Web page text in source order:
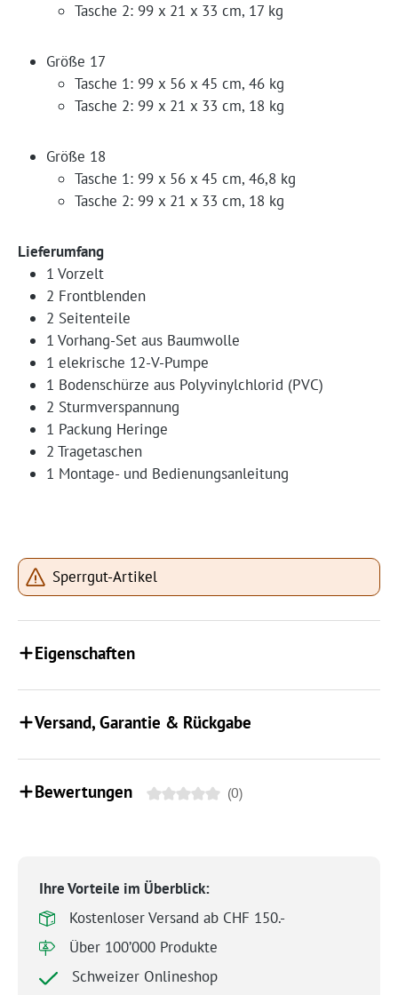
Tasche 2: 99 x 21 x 33 cm, 17 kg
Größe 17
Tasche 1: 99 x 56 x 45 cm, 46 kg
Tasche 2: 99 x 21 x 33 cm, 18 kg
Größe 18
Tasche 1: 99 x 56 x 45 cm, 46,8 kg
Tasche 2: 99 x 21 x 33 cm, 18 kg
Lieferumfang
1 Vorzelt
2 Frontblenden
2 Seitenteile
1 Vorhang-Set aus Baumwolle
1 elekrische 12-V-Pumpe
1 Bodenschürze aus Polyvinylchlorid (PVC)
2 Sturmverspannung
1 Packung Heringe
2 Tragetaschen
1 Montage- und Bedienungsanleitung
Sperrgut-Artikel
Eigenschaften
Versand, Garantie & Rückgabe
Bewertungen (0)
Ihre Vorteile im Überblick:
Kostenloser Versand ab CHF 150.-
Über 100’000 Produkte
Schweizer Onlineshop